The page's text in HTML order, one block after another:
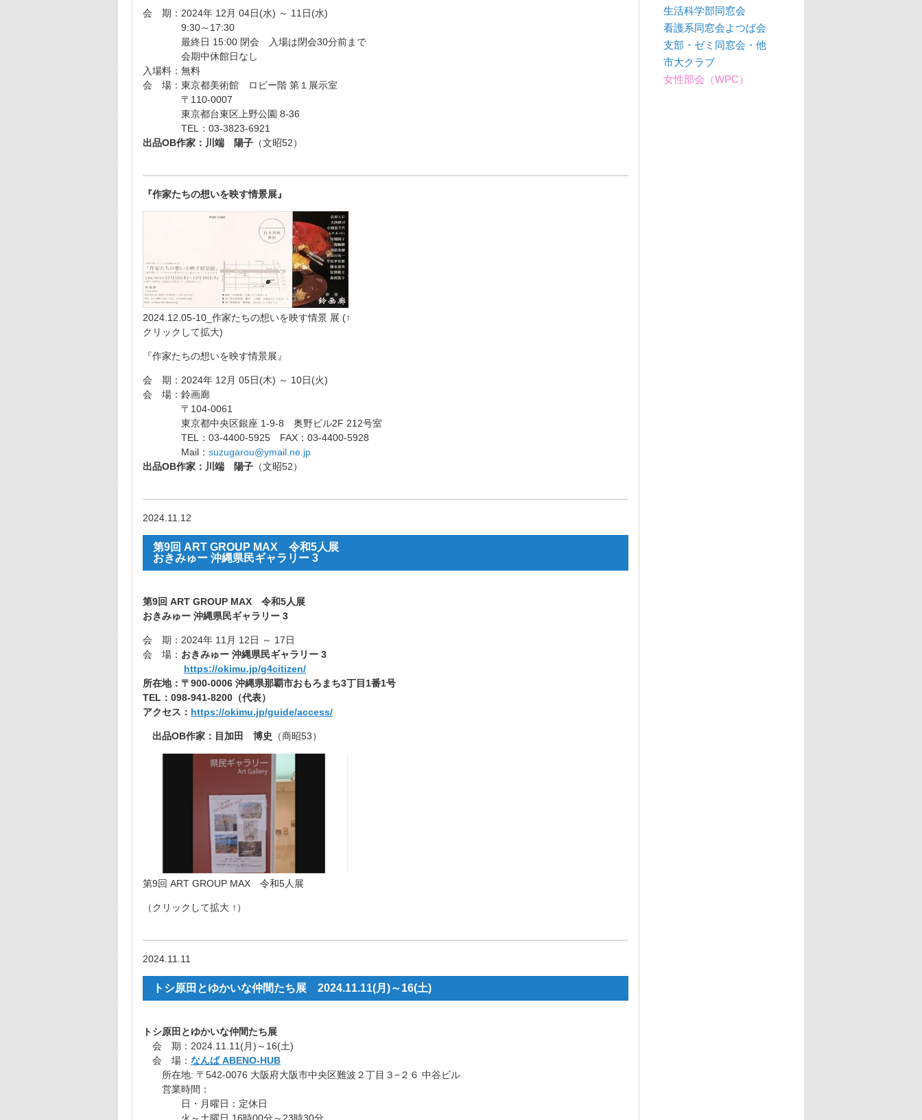
会 期：2024年 12月 04日(水) ～ 11日(水)
9:30～17:30
最終日 15:00 閉会 入場は閉会30分前まで
会期中休館日なし
入場料：無料
会 場：東京都美術館 ロビー階 第１展示室
〒110-0007
東京都台東区上野公園 8-36
TEL：03-3823-6921
出品OB作家：川端 陽子 （文昭52）
『作家たちの想いを映す情景展』
2024.12.05-10_作家たちの想いを映す情景 展 (↑
クリックして拡大)
『作家たちの想いを映す情景展』
会 期：2024年 12月 05日(木) ～ 10日(火)
会 場：鈴画廊
〒104-0061
東京都中央区銀座 1-9-8 奥野ビル2F 212号室
TEL：03-4400-5925 FAX：03-4400-5928
Mail： suzugarou@ymail.ne.jp
出品OB作家：川端 陽子 （文昭52）
2024.11.12
第9回 ART GROUP MAX 令和5人展
おきみゅー 沖縄県民ギャラリー 3
第9回 ART GROUP MAX 令和5人展
おきみゅー 沖縄県民ギャラリー 3
会 期：2024年 11月 12日 ～ 17日
会 場： おきみゅー 沖縄県民ギャラリー 3
https://okimu.jp/g4citizen/
所在地：〒900-0006 沖縄県那覇市おもろまち3丁目1番1号
TEL：098-941-8200（代表）
アクセス： https://okimu.jp/guide/access/
出品OB作家：目加田 博史 （商昭53）
第9回 ART GROUP MAX 令和5人展
（クリックして拡大 ↑）
2024.11.11
トシ原田とゆかいな仲間たち展 2024.11.11(月)～16(土)
トシ原田とゆかいな仲間たち展
会 期：2024.11.11(月)～16(土)
会 場： なんば ABENO-HUB
所在地: 〒542-0076 大阪府大阪市中央区難波２丁目３−２６ 中谷ビル
営業時間：
日・月曜日：定休日
生活科学部同窓会
看護系同窓会よつば会
支部・ゼミ同窓会・他
市大クラブ
女性部会（WPC）